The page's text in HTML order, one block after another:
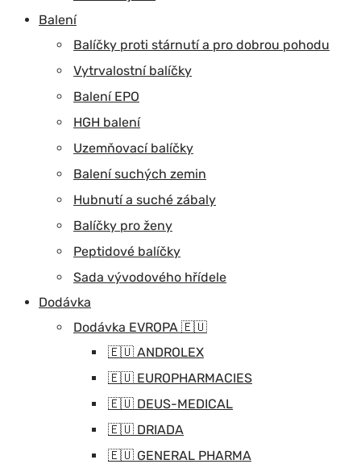
Balení
Balíčky proti stárnutí a pro dobrou pohodu
Vytrvalostní balíčky
Balení EPO
HGH balení
Uzemňovací balíčky
Balení suchých zemin
Hubnutí a suché zábaly
Balíčky pro ženy
Peptidové balíčky
Sada vývodového hřídele
Dodávka
Dodávka EVROPA 🇪🇺
🇪🇺 ANDROLEX
🇪🇺 EUROPHARMACIES
🇪🇺 DEUS-MEDICAL
🇪🇺 DRIADA
🇪🇺 GENERAL PHARMA